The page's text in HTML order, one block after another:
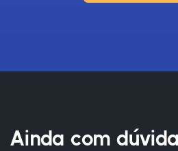
Ainda com